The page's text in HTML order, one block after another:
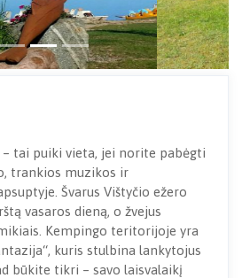
– tai puiki vieta, jei norite pabėgti
trankios muzikos ir
Švarus Vištyčio ežero
vasaros dieną, o žvejus
Kempingo teritorijoje yra
kuris stulbina lankytojus
būkite tikri – savo laisvalaikį